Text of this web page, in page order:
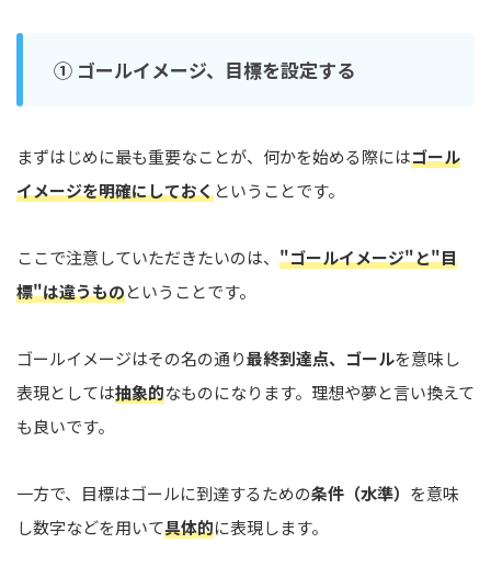
① ゴールイメージ、目標を設定する
まずはじめに最も重要なことが、何かを始める際にはゴール
イメージを明確にしておくということです。
ここで注意していただきたいのは、 "ゴールイメージ"と"目
標"は違うものということです。
ゴールイメージはその名の通り最終到達点、ゴールを意味し
表現としては抽象的なものになります。理想や夢と言い換えて
も良いです。
一方で、目標はゴールに到達するための条件（水準） を意味
し数字などを用いて具体的に表現します。